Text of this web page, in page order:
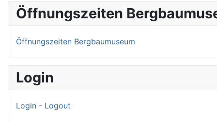
Öffnungszeiten
Öffnungszeiten Bergbaumuseum
Login
Login - Logout